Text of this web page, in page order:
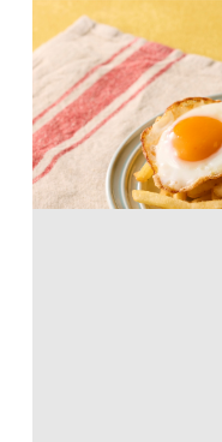
ウエボス・フリ
から揚げ粉